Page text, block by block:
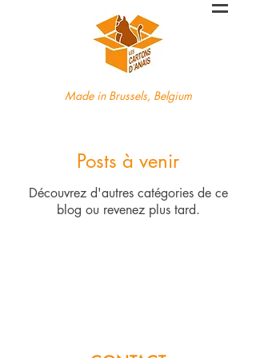
Made in Brussels, Belgium
Posts à venir
Découvrez d'autres catégories de ce
blog ou revenez plus tard.